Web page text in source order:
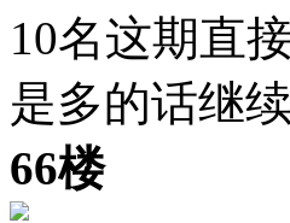
10名这期直
是多的话继
66楼